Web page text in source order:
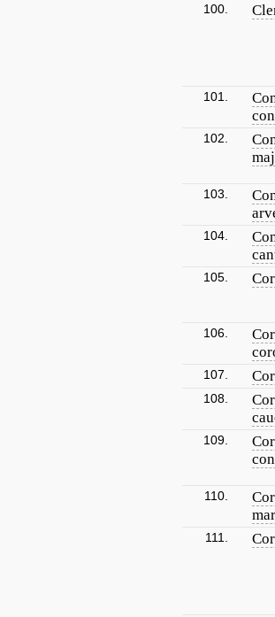
100.
101.
102.
103.
104.
105.
106.
107.
108.
109.
110.
111.